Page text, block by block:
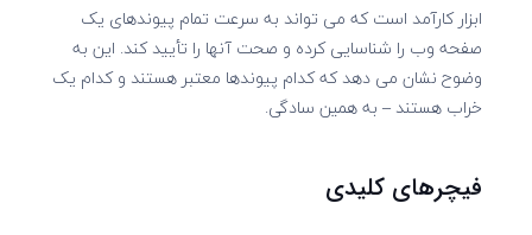
ابزار کارآمد است که می تواند به سرعت تمام پیوندهای یک
صفحه وب را شناسایی کرده و صحت آنها را تأیید کند. این به
وضوح نشان می دهد که کدام پیوندها معتبر هستند و کدام یک
خراب هستند – به همین سادگی.
فیچرهای کلیدی